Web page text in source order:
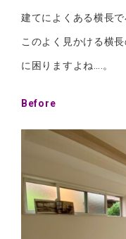
建てによくある横長で
このよく見かける横
に困りますよね….。
Before